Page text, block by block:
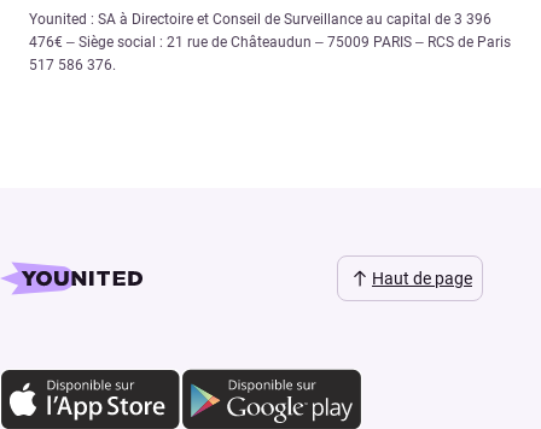
Younited : SA à Directoire et Conseil de Surveillance au capital de 3 396
476€ – Siège social : 21 rue de Châteaudun – 75009 PARIS – RCS de Paris
517 586 376.
Haut de page